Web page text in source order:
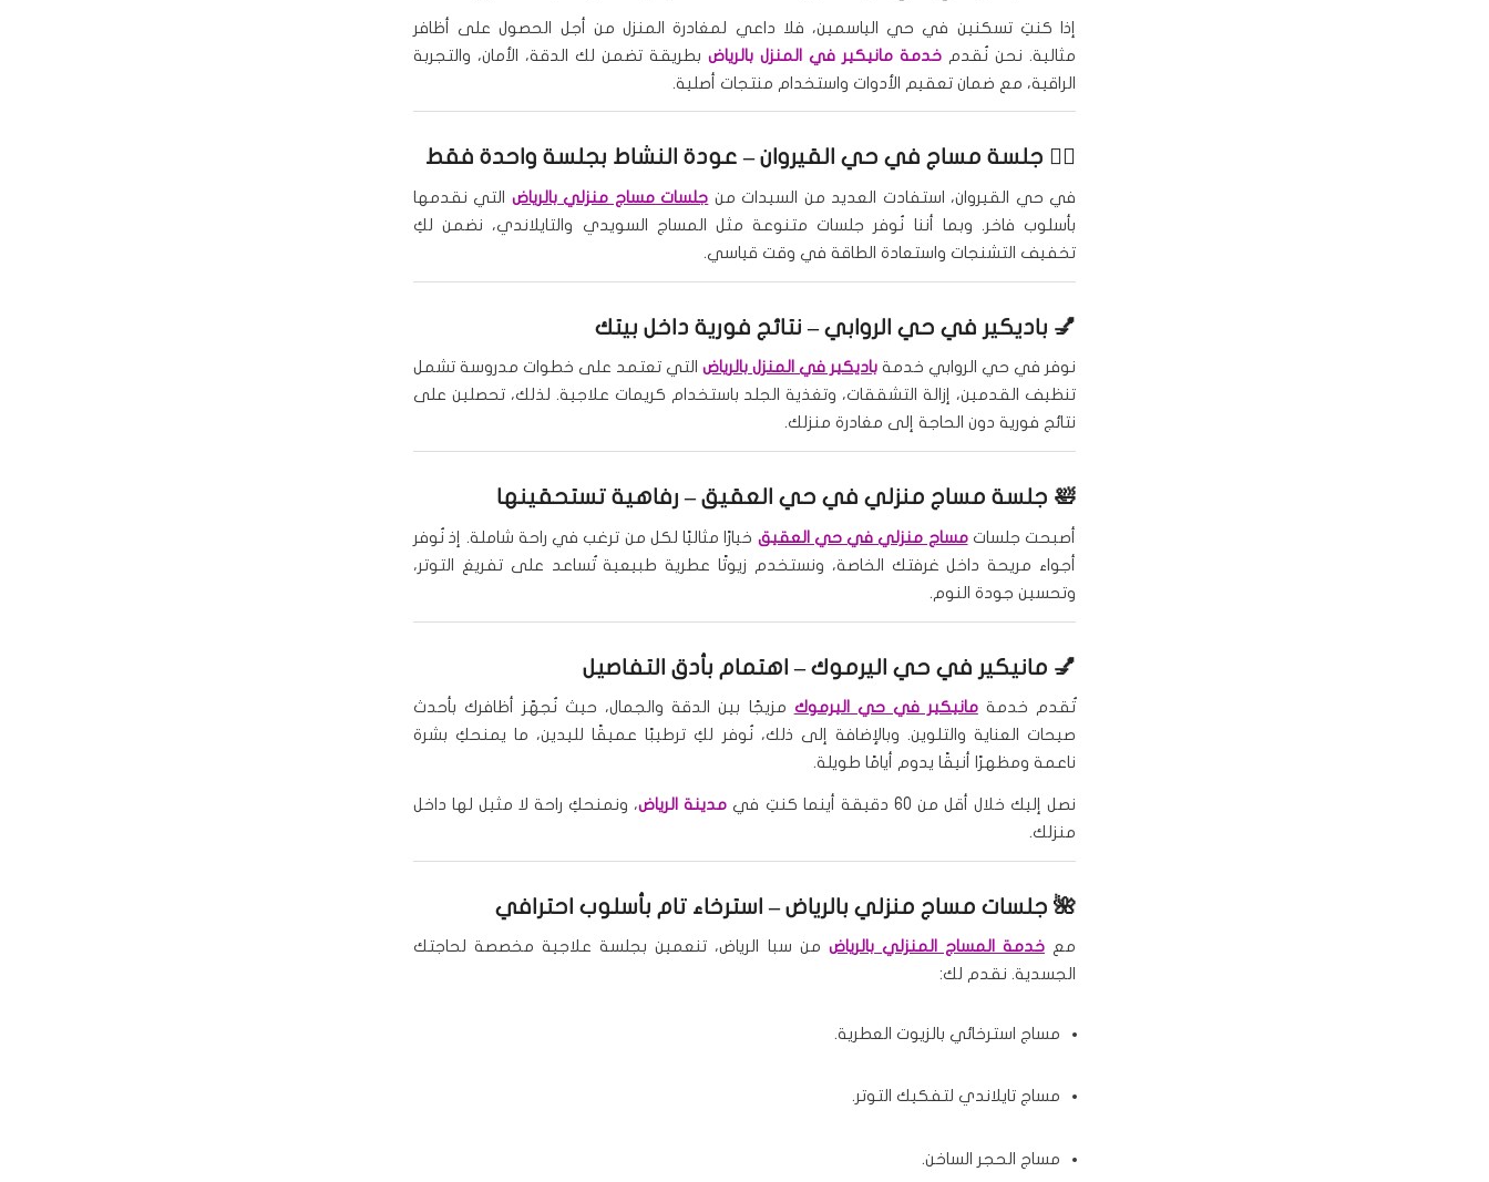
إذا كنتِ تسكنين في حي الياسمين، فلا داعي لمغادرة المنزل من أجل الحصول على أظافر
مثالية. نحن نُقدم خدمة مانيكير في المنزل بالرياضبطريقة تضمن لك الدقة، الأمان، والتجربة
الراقية، مع ضمان تعقيم الأدوات واستخدام منتجات أصلية.
🧖‍♀️ جلسة مساج في حي القيروان– عودة النشاط بجلسة واحدة فقط
في حي القيروان، استفادت العديد من السيدات من جلسات مساج منزلي بالرياض التي نقدمها
بأسلوب فاخر. وبما أننا نُوفر جلسات متنوعة مثل المساج السويدي والتايلاندي، نضمن لكِ
تخفيف التشنجات واستعادة الطاقة في وقت قياسي.
💅 باديكير في حي الروابي– نتائج فورية داخل بيتك
نوفر في حي الروابي خدمة باديكير في المنزل بالرياضالتي تعتمد على خطوات مدروسة تشمل
تنظيف القدمين، إزالة التشققات، وتغذية الجلد باستخدام كريمات علاجية. لذلك، تحصلين على
نتائج فورية دون الحاجة إلى مغادرة منزلك.
🛀 جلسة مساج منزلي في حي العقيق– رفاهية تستحقينها
أصبحت جلساتمساج منزلي في حي العقيق خيارًا مثاليًا لكل من ترغب في راحة شاملة. إذ نُوفر
أجواء مريحة داخل غرفتك الخاصة، ونستخدم زيوتًا عطرية طبيعية تُساعد على تفريغ التوتر،
وتحسين جودة النوم.
💅 مانيكير في حي اليرموك – اهتمام بأدق التفاصيل
تُقدم خدمةمانيكير في حي اليرموك مزيجًا بين الدقة والجمال، حيث نُجهّز أظافرك بأحدث
صيحات العناية والتلوين. وبالإضافة إلى ذلك، نُوفر لكِ ترطيبًا عميقًا لليدين، ما يمنحكِ بشرة
ناعمة ومظهرًا أنيقًا يدوم أيامًا طويلة.
نصل إليك خلال أقل من 60 دقيقة أينما كنتِ في مدينة الرياض، ونمنحكِ راحة لا مثيل لها داخل
منزلك.
🌺 جلسات مساج منزلي بالرياض– استرخاء تام بأسلوب احترافي
معخدمة المساج المنزلي بالرياض من سبا الرياض، تنعمين بجلسة علاجية مخصصة لحاجتك
الجسدية. نقدم لك:
مساج استرخائي بالزيوت العطرية.
مساج تايلاندي لتفكيك التوتر.
مساج الحجر الساخن.